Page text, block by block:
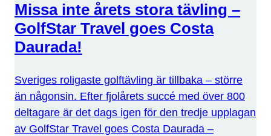
Missa inte årets stora tävling –
GolfStar Travel goes Costa
Daurada!
Sveriges roligaste golftävling är tillbaka – större
än någonsin. Efter fjolårets succé med över 800
deltagare är det dags igen för den tredje upplagan
av GolfStar Travel goes Costa Daurada –